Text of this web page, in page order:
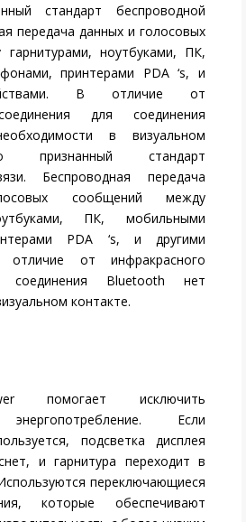
стандарт беспроводной
передача данных и голосовых
ноутбуками, ПК,
принтерами PDA ‘s, и
В отличие от
для соединения
в визуальном
признанный стандарт
Беспроводная передача
сообщений между
ПК, мобильными
PDA ‘s, и другими
отличие от инфракрасного
соединения Bluetooth нет
контакте.
помогает исключить
Если
подсветка дисплея
и гарнитура переходит в
переключающиеся
которые обеспечивают